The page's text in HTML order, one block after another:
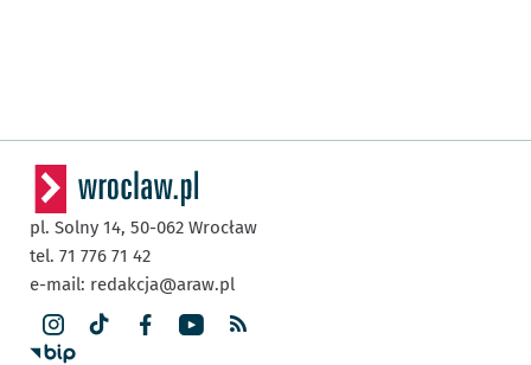
pl. Solny 14, 50-062 Wrocław
tel. 71 776 71 42
e-mail: redakcja@araw.pl